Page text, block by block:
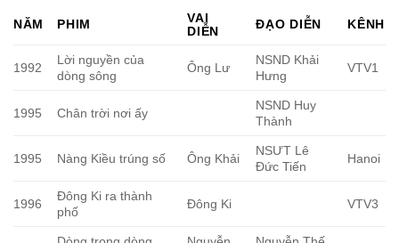
NĂM PHIM
VAI
DIỄN
ĐẠO DIỄN KÊNH
1992
Lời nguyền của
dòng sông
Ông Lư
NSND Khải
Hưng
VTV1
1995 Chân trời nơi ấy
NSND Huy
Thành
1995 Nàng Kiều trúng số Ông Khải
NSƯT Lê
Đức Tiến
Hanoi
1996
Đông Ki ra thành
phố
Đông Ki VTV3